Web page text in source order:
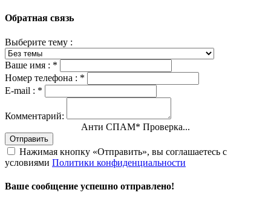
Обратная связь
Выберите тему :
Ваше имя : *
Номер телефона : *
E-mail : *
Комментарий:
Анти СПАМ* Проверка...
Отправить
Нажимая кнопку «Отправить», вы соглашаетесь с
условиями Политики конфиденциальности
Ваше сообщение успешно отправлено!